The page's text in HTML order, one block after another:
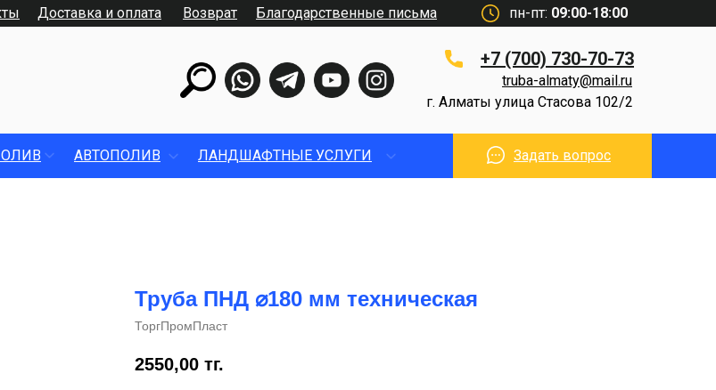
Доставка и оплата пн-пт: 09:00-18:00
+7 (700) 730-70-73
г. Алматы улица Стасова 102/2
truba-almaty@mail.ru
Возврат Благодарственные письма
АВТОПОЛИВ ЛАНДШАФТНЫЕ УСЛУГИ Задать вопрос
Труба ПНД ⌀180 мм техническая
ТоргПромПласт
2550,00 тг.